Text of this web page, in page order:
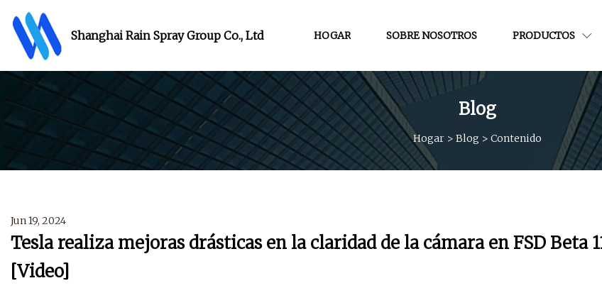
Shanghai Rain Spray Group Co., Ltd HOGAR SOBRE NOSOTROS PRODUCTOS
Blog
Hogar> Blog > Contenido
Jun 19, 2024
Tesla realiza mejoras drásticas en la claridad de la cámara en FSD Beta
[Video]